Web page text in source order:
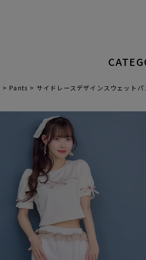
Pants サイドレースデザインスウェットパ